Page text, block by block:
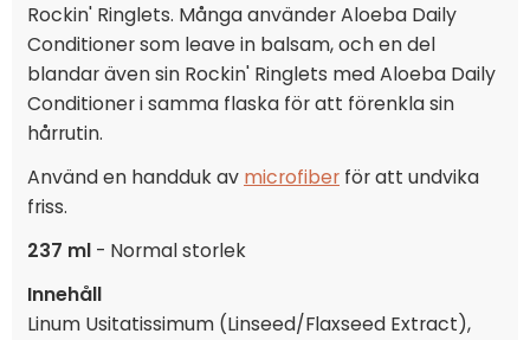
Rockin' Ringlets. Många använder Aloeba Daily
Conditioner som leave in balsam, och en del
blandar även sin Rockin' Ringlets med Aloeba Daily
Conditioner i samma flaska för att förenkla sin
hårrutin.
Använd en handduk av microfiber för att undvika
friss.
237 ml - Normal storlek
Innehåll
Linum Usitatissimum (Linseed/Flaxseed Extract),